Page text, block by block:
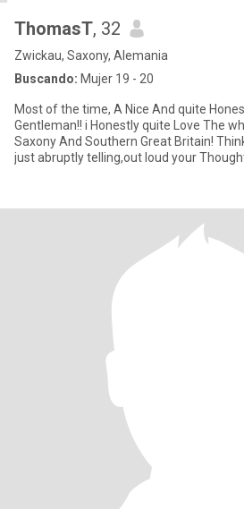
ThomasT, 32
Zwickau, Saxony, Alemania
Buscando: Mujer 19 - 20
Most of the time, A Nice And quite
Gentleman!! i Honestly quite Love The
Saxony And Southern Great Britain!
just abruptly telling,out loud your